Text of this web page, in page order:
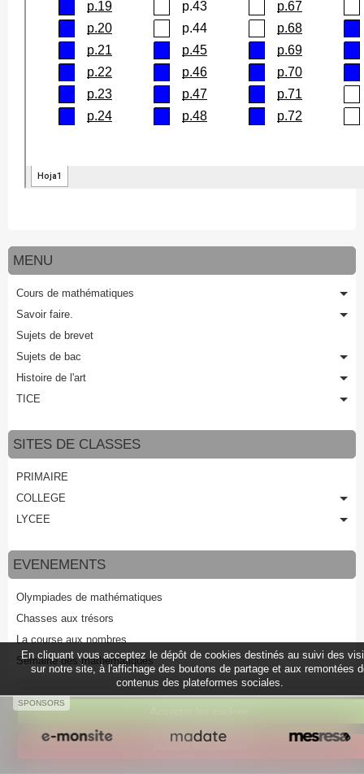
MENU
Cours de mathématiques
Savoir faire.
Sujets de brevet
Sujets de bac
Histoire de l'art
TICE
SITES DE CLASSES
PRIMAIRE
COLLEGE
LYCEE
EVENEMENTS
Olympiades de mathématiques
Chasses aux trésors
La course aux nombres
Semaine des mathématiques
Créer un site internet avec e-monsite
SPONSORS
En cliquant vous acceptez le dépôt de cookies destinés au suivi des
sur notre site, à l'affichage des boutons de partage et aux remontées
contenus des plateformes sociales.
Accepter les cookies